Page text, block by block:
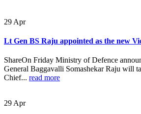
29 Apr
Lt Gen BS Raju appointed as the new
ShareOn Friday Ministry of Defence
General Baggavalli Somashekar Raju will
Chief... read more
29 Apr